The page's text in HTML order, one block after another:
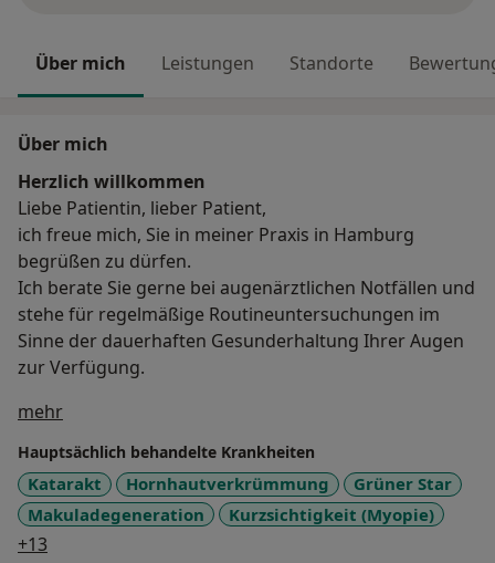
Über mich Leistungen Standorte
Über mich
Herzlich willkommen
Liebe Patientin, lieber Patient,
ich freue mich, Sie in meiner Praxis in Hamburg
begrüßen zu dürfen.
Ich berate Sie gerne bei augenärztlichen Notfällen und
stehe für regelmäßige Routineuntersuchungen im
Sinne der dauerhaften Gesunderhaltung Ihrer Augen
zur Verfügung.
mehrÜber mich
Hauptsächlich behandelte Krankheiten
Katarakt Hornhautverkrümmung
Grüner Star
Makuladegeneration
Kurzsichtigkeit (Myopie)
+13